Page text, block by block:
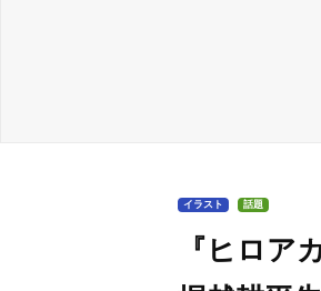
イラスト 話題
『ヒロア